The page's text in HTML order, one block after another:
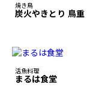
焼き鳥
炭火やきとり 鳥重
活魚料理
まるは食堂